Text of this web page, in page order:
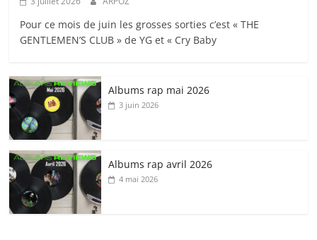
Pour ce mois de juin les grosses sorties c’est « THE
GENTLEMEN’S CLUB » de YG et « Cry Baby
Albums rap mai 2026
3 juin 2026
Albums rap avril 2026
4 mai 2026